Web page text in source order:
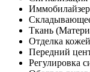
Иммобилайзер
Ткань
Отделка
Передний
Регулировка